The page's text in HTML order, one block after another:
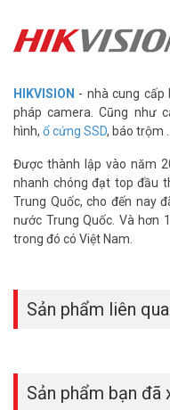
Với dung lượng 1024GB
giúp bạn tiết kiệm thời gian
Tốc độ truyền dữ liệu cao
lên tới 500MB/s, nhờ đó
mang đến khả năng xử lý
gian. Ngoài ra, tốc độ
game, phát lại phương tiện
tạo.
còn để giúp tiết kiệm năng
Thông số kỹ thuật
1024GB HIKVISION
HIKVISION - nhà cung cấp
pháp camera. Cũng như
hình, ổ cứng SSD, báo trộm ...
Được thành lập vào năm
nhanh chóng đạt top đầu
Trung Quốc, cho đến nay
nước Trung Quốc. Và hơn
trong đó có Việt Nam.
Sản phẩm liên
Sản phẩm bạn đã